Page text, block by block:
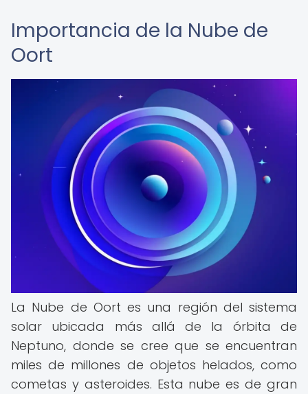
Importancia de la Nube de
Oort
La Nube de Oort es una región del sistema
solar ubicada más allá de la órbita de
Neptuno, donde se cree que se encuentran
miles de millones de objetos helados, como
cometas y asteroides. Esta nube es de gran